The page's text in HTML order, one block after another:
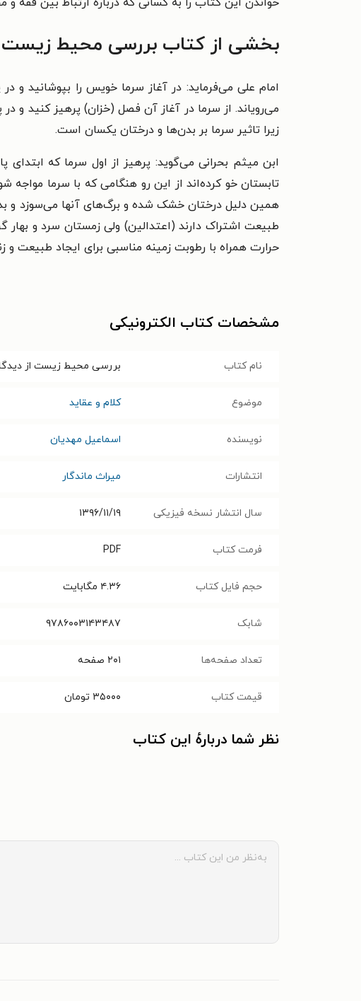
خواندن این کتاب را به کسانی که دربارهٔ ارتباط بین
بخشی از کتاب بررسی محیط زیست
امام علی می‌فرماید: در آغاز سرما خویس را بپوشانید و
می‌رویاند. از سرما در آغاز آن فصل (خزان) پرهیز کنید و
زیرا تاثیر سرما بر بدن‌ها و درختان یکسان است.
ابن میثم بحرانی می‌گوید: پرهیز از اول سرما که
تابستان خو کرده‌اند از این رو هنگامی که با سرما
همین دلیل درختان خشک شده و برگ‌های آنها می‌سوزد و
طبیعت اشتراک دارند (اعتدالین) ولی زمستان سرد و
حرارت همراه با رطوبت زمینه مناسبی برای ایجاد
مشخصات کتاب الکترونیکی
نام کتاب بررسی محیط زیست از
موضوع کلام و عقاید
نویسنده اسماعیل مهدیان
انتشارات میراث ماندگار
سال انتشار نسخه فیزیکی ۱۳۹۶/۱۱/۱۹
فرمت کتاب PDF
حجم فایل کتاب ۴.۳۶ مگابایت
شابک ۹۷۸۶۰۰۳۱۴۳۴۸۷
تعداد صفحه‌ها ۲۰۱ صفحه
قیمت کتاب ۳۵۰۰۰ تومان
نظر شما دربارهٔ این کتاب